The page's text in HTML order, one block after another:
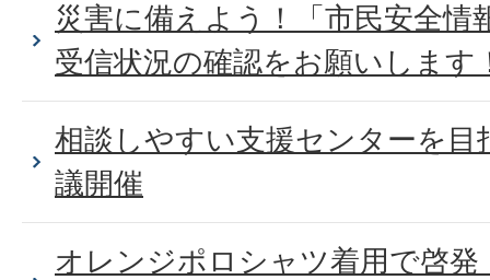
災害に備えよう！「市民安全情
受信状況の確認をお願いします
相談しやすい支援センターを
議開催
オレンジポロシャツ着用で啓発